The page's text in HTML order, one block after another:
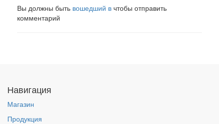
Вы должны быть вошедший в чтобы отправить
комментарий
Навигация
Магазин
Продукция